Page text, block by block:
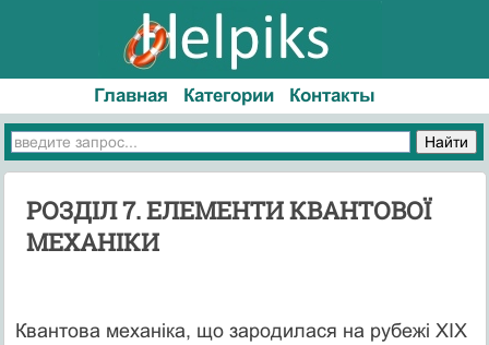
Главная Категории Контакты
РОЗДІЛ 7. ЕЛЕМЕНТИ КВАНТОВОЇ
МЕХАНІКИ
Квантова механіка, що зародилася на рубежі XIX